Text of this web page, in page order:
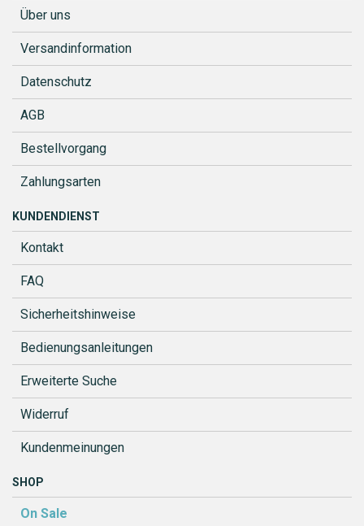
Über uns
Versandinformation
Datenschutz
AGB
Bestellvorgang
Zahlungsarten
KUNDENDIENST
Kontakt
FAQ
Sicherheitshinweise
Bedienungsanleitungen
Erweiterte Suche
Widerruf
Kundenmeinungen
SHOP
On Sale